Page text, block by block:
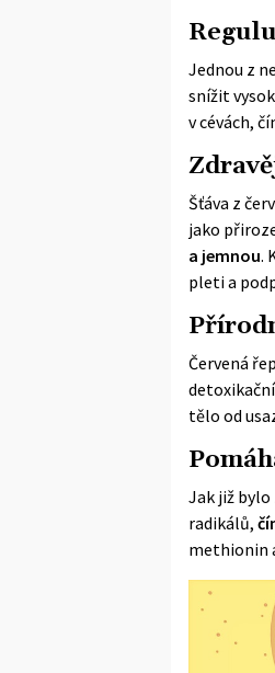
Jednou z
snížit
v cévách,
Šťáva z
jako
a jemnou.
pleti a
Červená
tělo od
Jak již
radikálů,
methionin